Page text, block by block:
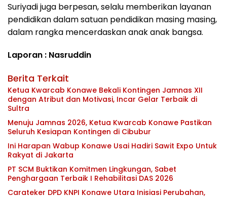
Suriyadi juga berpesan, selalu memberikan layanan
pendidikan dalam satuan pendidikan masing masing,
dalam rangka mencerdaskan anak anak bangsa.
Laporan : Nasruddin
Berita Terkait
Ketua Kwarcab Konawe Bekali Kontingen Jamnas XII
dengan Atribut dan Motivasi, Incar Gelar Terbaik di
Sultra
Menuju Jamnas 2026, Ketua Kwarcab Konawe Pastikan
Seluruh Kesiapan Kontingen di Cibubur
Ini Harapan Wabup Konawe Usai Hadiri Sawit Expo Untuk
Rakyat di Jakarta
PT SCM Buktikan Komitmen Lingkungan, Sabet
Penghargaan Terbaik I Rehabilitasi DAS 2026
Carateker DPD KNPI Konawe Utara Inisiasi Perubahan,